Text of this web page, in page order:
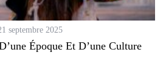
septembre 2025
Époque Et D’une Culture